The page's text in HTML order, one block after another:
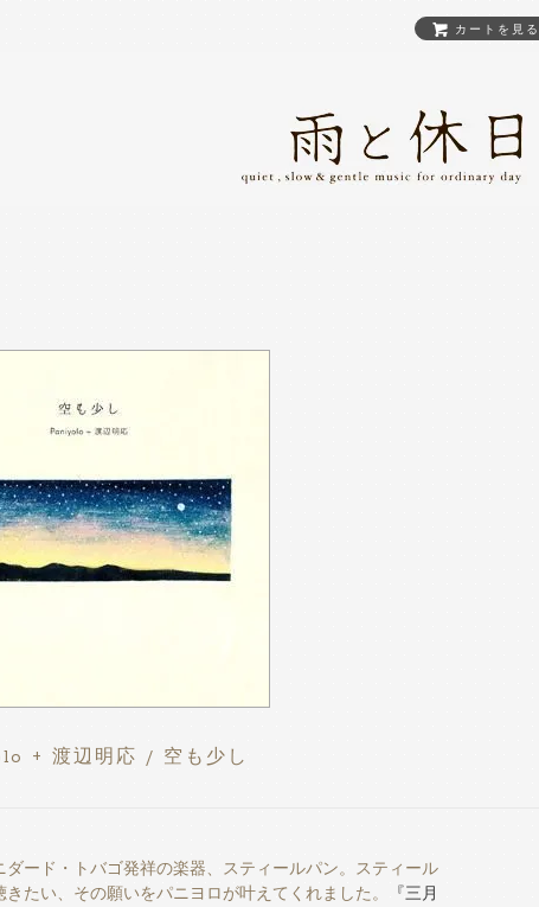
カートを見る
+ 渡辺明応 / 空も少し
ダード・トバゴ発祥の楽器、スティールパン。スティール
たい、その願いをパニヨロが叶えてくれました。
『三月